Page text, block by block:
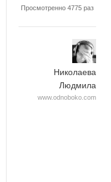
Просмотренно 4775 раз
Николаева
Людмила
www.odnoboko.com